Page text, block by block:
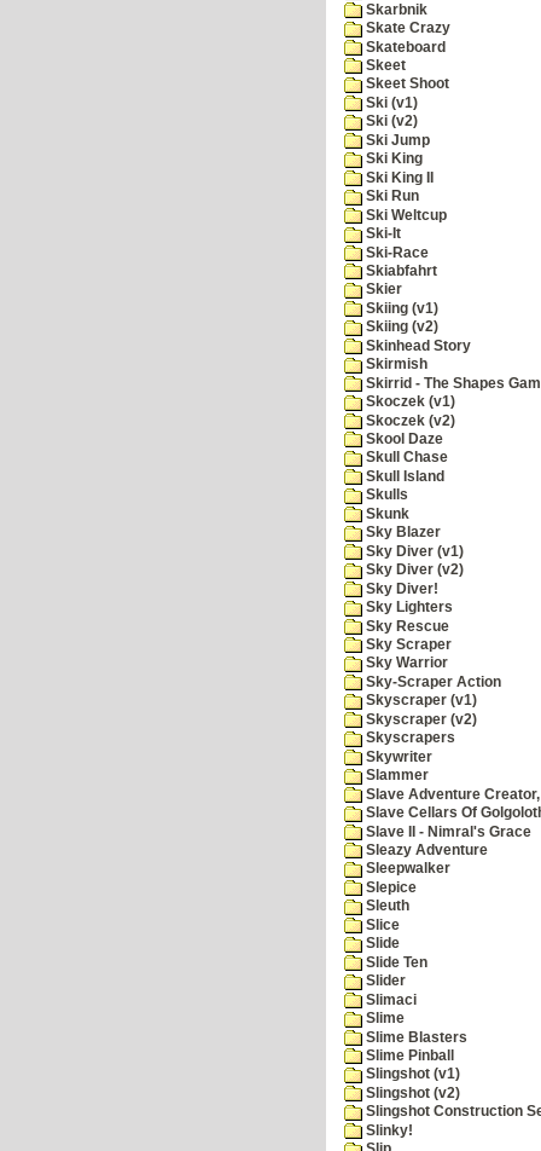
Skarbnik
Skate Crazy
Skateboard
Skeet
Skeet Shoot
Ski (v1)
Ski (v2)
Ski Jump
Ski King
Ski King II
Ski Run
Ski Weltcup
Ski-It
Ski-Race
Skiabfahrt
Skier
Skiing (v1)
Skiing (v2)
Skinhead Story
Skirmish
Skirrid - The Shapes
Skoczek (v1)
Skoczek (v2)
Skool Daze
Skull Chase
Skull Island
Skulls
Skunk
Sky Blazer
Sky Diver (v1)
Sky Diver (v2)
Sky Diver!
Sky Lighters
Sky Rescue
Sky Scraper
Sky Warrior
Sky-Scraper Action
Skyscraper (v1)
Skyscraper (v2)
Skyscrapers
Skywriter
Slammer
Slave Adventure Creator,
Slave Cellars Of
Slave II - Nimral's Grace
Sleazy Adventure
Sleepwalker
Slepice
Sleuth
Slice
Slide
Slide Ten
Slider
Slimaci
Slime
Slime Blasters
Slime Pinball
Slingshot (v1)
Slingshot (v2)
Slingshot Construction
Slinky!